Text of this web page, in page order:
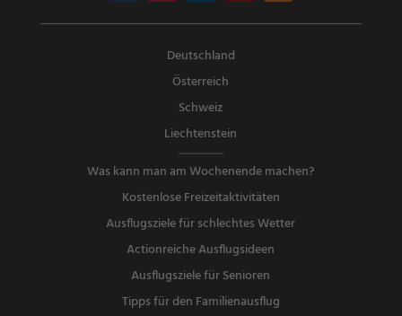
Deutschland
Österreich
Schweiz
Liechtenstein
Was kann man am Wochenende machen?
Kostenlose Freizeitaktivitäten
Ausflugsziele für schlechtes Wetter
Actionreiche Ausflugsideen
Ausflugsziele für Senioren
Tipps für den Familienausflug